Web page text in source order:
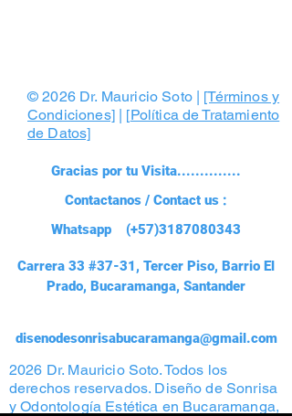
© 2026 Dr. Mauricio Soto | [Términos y
Condiciones]| [Política de Tratamiento
de Datos]
Gracias por tu Visita..............
Contactanos / Contact us :
Whatsapp (+57)3187080343
Carrera 33 #37-31, Tercer Piso, Barrio El
Prado, Bucaramanga, Santander
disenodesonrisabucaramanga@gmail.com
2026 Dr. Mauricio Soto. Todos los
derechos reservados. Diseño de Sonrisa
y Odontología Estética en Bucaramanga,